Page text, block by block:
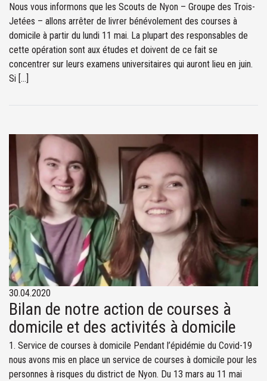
Nous vous informons que les Scouts de Nyon – Groupe des Trois-
Jetées – allons arrêter de livrer bénévolement des courses à
domicile à partir du lundi 11 mai. La plupart des responsables de
cette opération sont aux études et doivent de ce fait se
concentrer sur leurs examens universitaires qui auront lieu en juin.
Si […]
30.04.2020
Bilan de notre action de courses à
domicile et des activités à domicile
1. Service de courses à domicile Pendant l’épidémie du Covid-19
nous avons mis en place un service de courses à domicile pour les
personnes à risques du district de Nyon. Du 13 mars au 11 mai